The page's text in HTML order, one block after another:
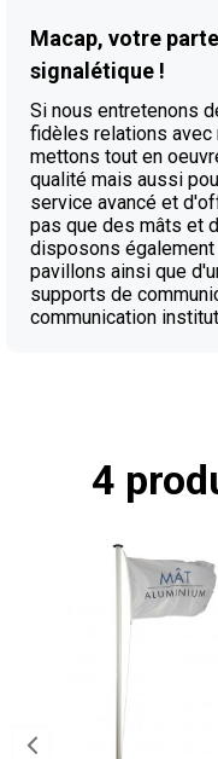
Macap, votre
signalétique !
Si nous entretenons
fidèles relations avec
mettons tout en
qualité mais aussi
service avancé et
pas que des mâts et
disposons également
pavillons ainsi que
supports de
communication
4